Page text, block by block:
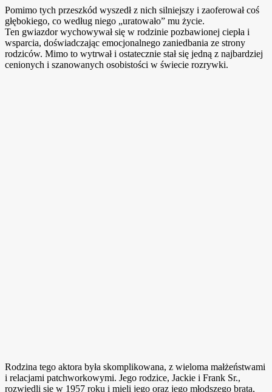
Pomimo tych przeszkód wyszedł z nich silniejszy i zaoferował coś
głębokiego, co według niego „uratowało” mu życie.
Ten gwiazdor wychowywał się w rodzinie pozbawionej ciepła i
wsparcia, doświadczając emocjonalnego zaniedbania ze strony
rodziców. Mimo to wytrwał i ostatecznie stał się jedną z najbardziej
cenionych i szanowanych osobistości w świecie rozrywki.
Rodzina tego aktora była skomplikowana, z wieloma małżeństwami
i relacjami patchworkowymi. Jego rodzice, Jackie i Frank Sr.,
rozwiedli się w 1957 roku i mieli jego oraz jego młodszego brata,